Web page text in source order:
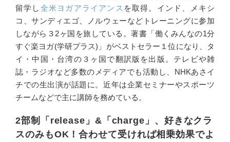
留学し 全米ヨガアライアンス を取得。インド、メキシ
コ、サンディエゴ、ノルウェーなどトレーニングに参加
しながら３2ヶ国を旅している。著書「働くみんなの1分
すぐ楽ヨガ(学研プラス)」がベストセラー１位になり、タ
イ・中国・台湾の３ヶ国で翻訳版を出版。テレビや雑
誌・ラジオなど多数のメディアでも活動し、NHKあさイ
チでの生出演が話題に。近年は企業セミナーやスポーツ
チームなどで主に講師を務めている。
2部制「release」&「charge」、好きなクラ
スのみもOK！合わせて受ければ相乗効果でよ